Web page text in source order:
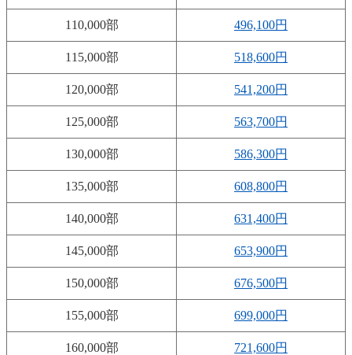
110,000部 496,100円
115,000部 518,600円
120,000部 541,200円
125,000部 563,700円
130,000部 586,300円
135,000部 608,800円
140,000部 631,400円
145,000部 653,900円
150,000部 676,500円
155,000部 699,000円
160,000部 721,600円